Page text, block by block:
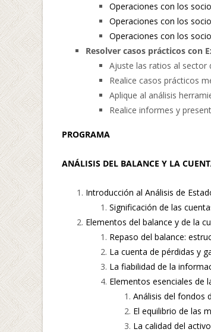
Operaciones con los
Operaciones con los
Operaciones con los
Resolver casos prácticos con
Ajuste las ratios al sector
Realice casos prácticos
Aplique al análisis
Realice informes y
PROGRAMA
ANÁLISIS DEL BALANCE Y LA
Introducción al Análisis de
Significación de las
Elementos del balance y de la
Repaso del balance:
La cuenta de pérdidas y
La fiabilidad de la
Elementos esenciales de
Análisis del fondos
El equilibrio de las
La calidad del